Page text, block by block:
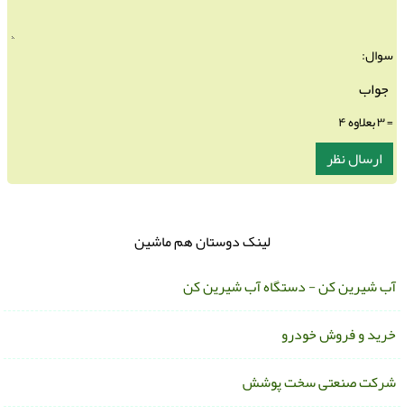
سوال:
لینک دوستان هم ماشین
شیرین کن - دستگاه آب شیرین کن
و فروش خودرو
صنعتی سخت پوشش